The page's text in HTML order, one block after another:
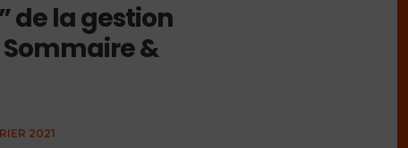
de la gestion
&
2021